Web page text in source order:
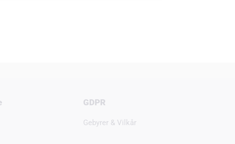
GDPR
Gebyrer & Vilkår